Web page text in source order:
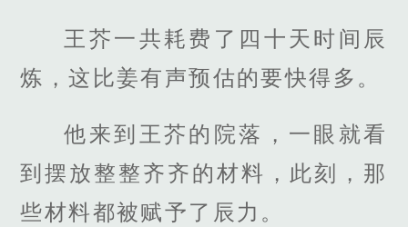
王芥一共耗费了四十天时间辰
炼，这比姜有声预估的要快得多。
他来到王芥的院落，一眼就看
到摆放整整齐齐的材料，此刻，那
些材料都被赋予了辰力。